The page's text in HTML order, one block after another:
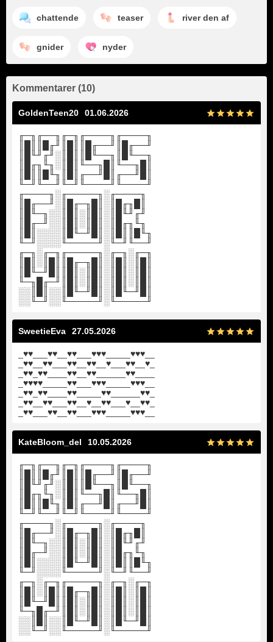
chattende teaser river den af
gnider nyder
Kommentarer (10)
GoldenTeen20 01.06.2026
╓─╖╓──╖╓─╖╓────╖╓────╖
║█║║█╓╜║█║║█╓──╜║█╓──╜
║█╙╜╓╜░║█║║█╙──╖║█╙──╖
║█╓╖╙╖░║█║╙──╖█║╙──╖█║
║█║║█╙╖║█║╓──╜█║╓──╜█║
╙─╜╙──╜╙─╜╙────╜╙────╜
╓────╖░╓─────╖░╓────╖
║█╓──╜░║█╓─╖█║░║█╓╖█║
║█╙─╖░░║█║░║█║░║█╙╜╓╜
║█╓─╜░░║█║░║█║░║█╓╖╙╖
║█║░░░░║█╙─╜█║░║█║║█╙╖
╙─╜░░░░╙─────╜░╙─╜╙──╜
╓─╖░╓─╖╓─────╖░╓─╖░╓─╖
║█║░║█║║█╓─╖█║░║█║░║█║
║█╙─╜█║║█║░║█║░║█║░║█║
╙─╖█╓─╜║█║░║█║░║█║░║█║
░░║█║░░║█╙─╜█║░║█╙─╜█║
░░╙─╜░░╙─────╜░╙─────╜
SweetieEva 27.05.2026
_♥♥___♥♥__♥♥___♥♥♥_____♥♥♥__
_♥♥__♥♥___♥♥__♥♥__♥___♥♥__♥_
_♥♥_♥♥____♥♥__♥♥______♥♥____
_♥♥♥♥_____♥♥___♥♥♥_____♥♥♥__
_♥♥_♥♥____♥♥_____♥♥______♥♥_
_♥♥__♥♥___♥♥__♥__♥♥___♥__♥♥_
_♥♥___♥♥__♥♥___♥♥♥_____♥♥♥__
KateBloom_del 10.05.2026
╓─╖╓──╖╓─╖╓────╖╓────╖
║█║║█╓╜║█║║█╓──╜║█╓──╜
║█╙╜╓╜░║█║║█╙──╖║█╙──╖
║█╓╖╙╖░║█║╙──╖█║╙──╖█║
║█║║█╙╖║█║╓──╜█║╓──╜█║
╙─╜╙──╜╙─╜╙────╜╙────╜
╓────╖░╓─────╖░╓────╖
║█╓──╜░║█╓─╖█║░║█╓╖█║
║█╙─╖░░║█║░║█║░║█╙╜╓╜
║█╓─╜░░║█║░║█║░║█╓╖╙╖
║█║░░░░║█╙─╜█║░║█║║█╙╖
╙─╜░░░░╙─────╜░╙─╜╙──╜
╓─╖░╓─╖╓─────╖░╓─╖░╓─╖
║█║░║█║║█╓─╖█║░║█║░║█║
║█╙─╜█║║█║░║█║░║█║░║█║
╙─╖█╓─╜║█║░║█║░║█║░║█║
░░║█║░░║█╙─╜█║░║█╙─╜█║
░░╙─╜░░╙─────╜░╙─────╜